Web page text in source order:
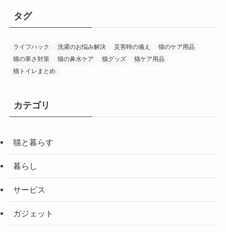
タグ
ライフハック 洗濯のお悩み解決 災害時の備え
猫のケア用品
猫の寒さ対策
猫の鼻水ケア 猫グッズ
猫ケア用品
猫トイレまとめ
カテゴリ
猫と暮らす
暮らし
サービス
ガジェット